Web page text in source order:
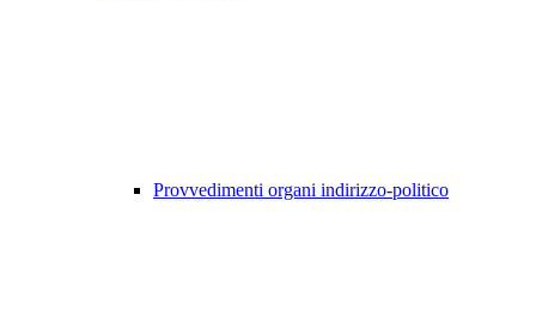
Provvedimenti organi indirizzo-politico